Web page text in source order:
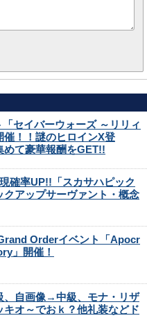
セイバーウォーズ ～リリィ
！！謎のヒロインX登
めて豪華報酬をGET!!
確率UP!!「スカサハピック
クアップサーヴァント・概念
Orderイベント「Apocr
」開催！
自画像→中級、モナ・リザ
オ～でおｋ？他礼装などド